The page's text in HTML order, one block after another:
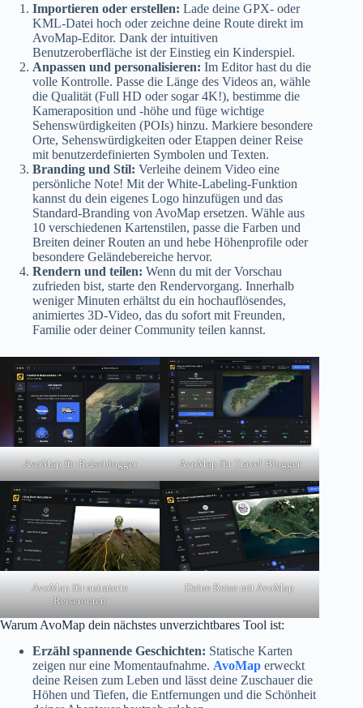
Importieren oder erstellen: Lade deine GPX- oder
KML-Datei hoch oder zeichne deine Route direkt im
AvoMap-Editor. Dank der intuitiven
Benutzeroberfläche ist der Einstieg ein Kinderspiel.
Anpassen und personalisieren: Im Editor hast du die
volle Kontrolle. Passe die Länge des Videos an, wähle
die Qualität (Full HD oder sogar 4K!), bestimme die
Kameraposition und -höhe und füge wichtige
Sehenswürdigkeiten (POIs) hinzu. Markiere besondere
Orte, Sehenswürdigkeiten oder Etappen deiner Reise
mit benutzerdefinierten Symbolen und Texten.
Branding und Stil: Verleihe deinem Video eine
persönliche Note! Mit der White-Labeling-Funktion
kannst du dein eigenes Logo hinzufügen und das
Standard-Branding von AvoMap ersetzen. Wähle aus
10 verschiedenen Kartenstilen, passe die Farben und
Breiten deiner Routen an und hebe Höhenprofile oder
besondere Geländebereiche hervor.
Rendern und teilen: Wenn du mit der Vorschau
zufrieden bist, starte den Rendervorgang. Innerhalb
weniger Minuten erhältst du ein hochauflösendes,
animiertes 3D-Video, das du sofort mit Freunden,
Familie oder deiner Community teilen kannst.
AvoMap für Reiseblogger AvoMap für Travel Blogger
AvoMap für animierte
Reiserouten
Deine Reise mit AvoMap
Warum AvoMap dein nächstes unverzichtbares Tool ist:
Erzähl spannende Geschichten: Statische Karten
zeigen nur eine Momentaufnahme. AvoMap erweckt
deine Reisen zum Leben und lässt deine Zuschauer die
Höhen und Tiefen, die Entfernungen und die Schönheit